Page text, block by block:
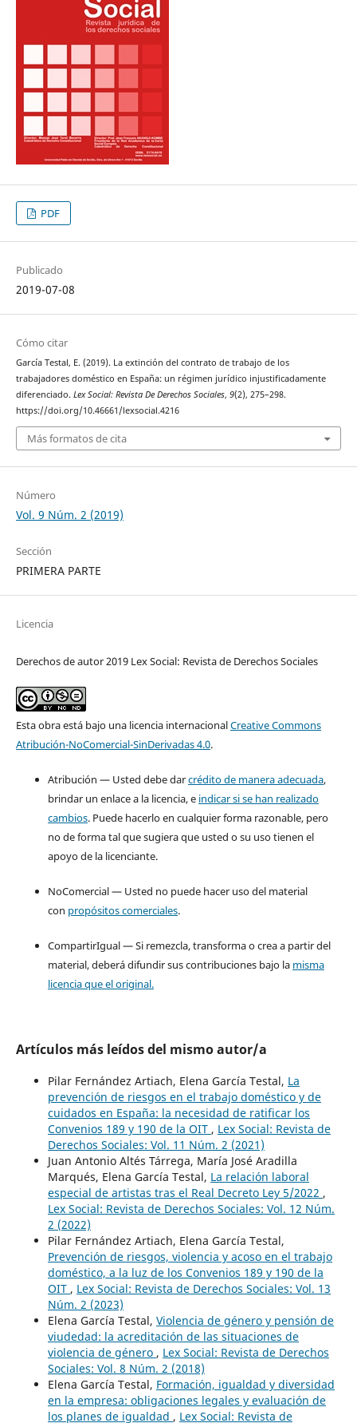
PDF
Publicado
2019-07-08
Cómo citar
García Testal, E. (2019). La extinción del contrato de trabajo de los
trabajadores doméstico en España: un régimen jurídico injustificadamente
diferenciado. Lex Social: Revista De Derechos Sociales, 9(2), 275–298.
https://doi.org/10.46661/lexsocial.4216
Más formatos de cita
Número
Vol. 9 Núm. 2 (2019)
Sección
PRIMERA PARTE
Licencia
Derechos de autor 2019 Lex Social: Revista de Derechos Sociales
Esta obra está bajo una licencia internacionalCreative Commons
Atribución-NoComercial-SinDerivadas 4.0.
Atribución — Usted debe darcrédito de manera adecuada,
brindar un enlace a la licencia, e indicar si se han realizado
cambios. Puede hacerlo en cualquier forma razonable, pero
no de forma tal que sugiera que usted o su uso tienen el
apoyo de la licenciante.
NoComercial — Usted no puede hacer uso del material
con propósitos comerciales.
CompartirIgual — Si remezcla, transforma o crea a partir del
material, deberá difundir sus contribuciones bajo la misma
licencia que el original.
Artículos más leídos del mismo autor/a
Pilar Fernández Artiach, Elena García Testal, La
prevención de riesgos en el trabajo doméstico y de
cuidados en España: la necesidad de ratificar los
Convenios 189 y 190 de la OIT , Lex Social: Revista de
Derechos Sociales: Vol. 11 Núm. 2 (2021)
Juan Antonio Altés Tárrega, María José Aradilla
Marqués, Elena García Testal, La relación laboral
especial de artistas tras el Real Decreto Ley 5/2022 ,
Lex Social: Revista de Derechos Sociales: Vol. 12 Núm.
2 (2022)
Pilar Fernández Artiach, Elena García Testal,
Prevención de riesgos, violencia y acoso en el trabajo
doméstico, a la luz de los Convenios 189 y 190 de la
OIT , Lex Social: Revista de Derechos Sociales: Vol. 13
Núm. 2 (2023)
Elena García Testal, Violencia de género y pensión de
viudedad: la acreditación de las situaciones de
violencia de género , Lex Social: Revista de Derechos
Sociales: Vol. 8 Núm. 2 (2018)
Elena García Testal, Formación, igualdad y diversidad
en la empresa: obligaciones legales y evaluación de
los planes de igualdad , Lex Social: Revista de